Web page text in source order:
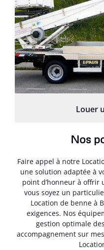
Louer
Nos
Faire appel à notre
une solution adaptée à
point d’honneur à offrir
vous soyez un
Location de benne à
exigences. Nos
gestion optimale
accompagnement sur